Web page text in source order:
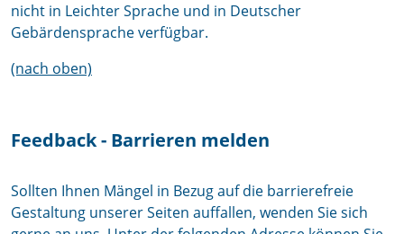
nicht in Leichter Sprache und in Deutscher
Gebärdensprache verfügbar.
(nach oben)
Feedback - Barrieren melden
Sollten Ihnen Mängel in Bezug auf die barrierefreie
Gestaltung unserer Seiten auffallen, wenden Sie sich